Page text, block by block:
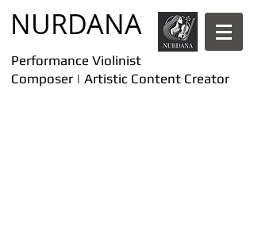
​NURDANA
Performance Violinist
Composer | Artistic Content Creator